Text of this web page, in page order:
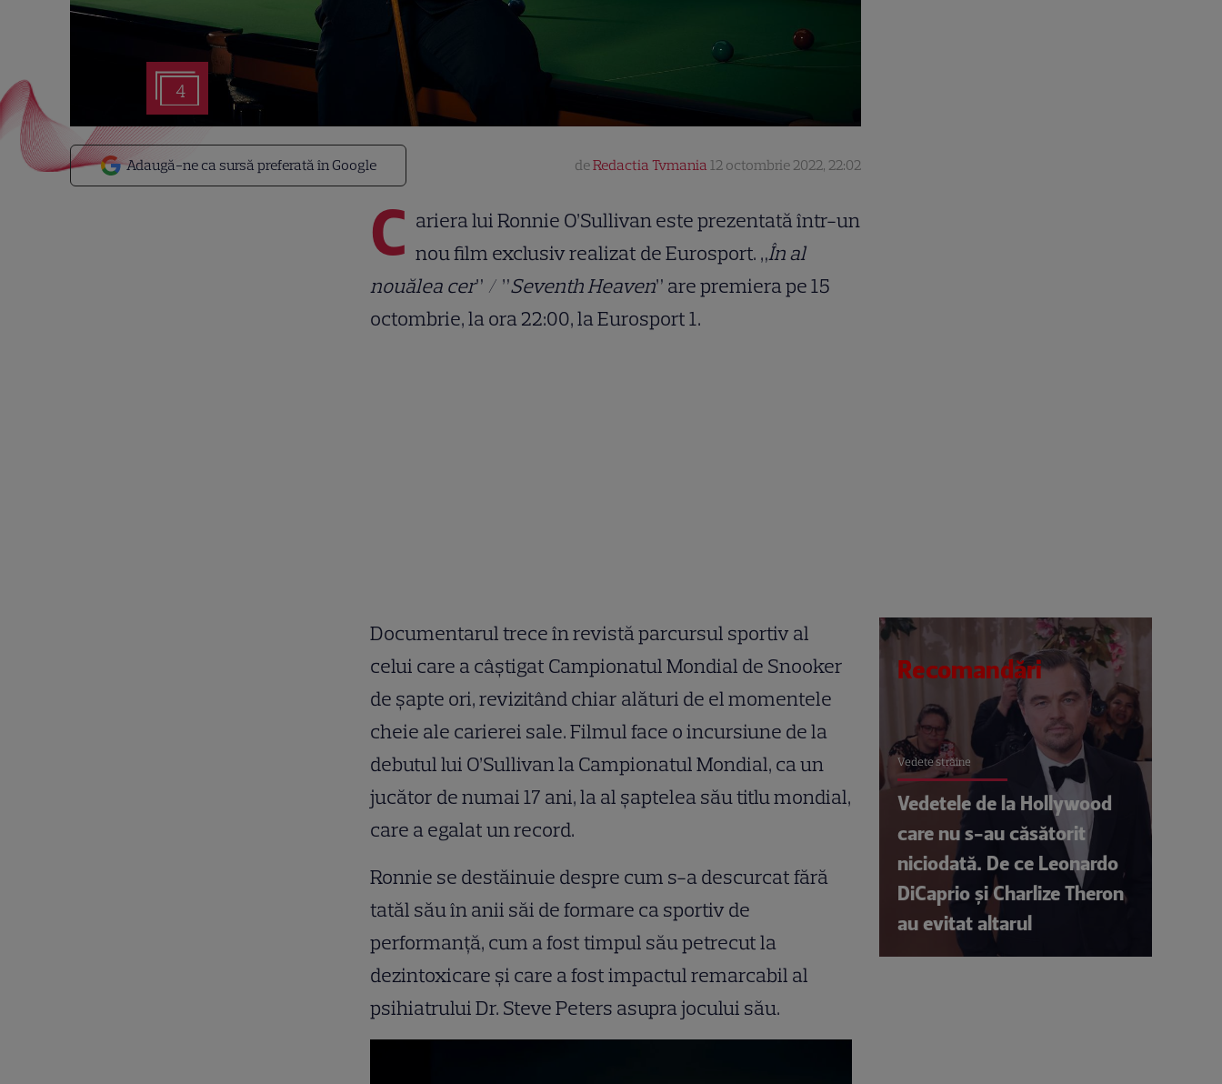
4
Adaugă-ne ca sursă preferată în Google deRedactia Tvmania 12 octombrie 2022, 22:02
C ariera lui Ronnie O’Sullivan este prezentată într-un
nou film exclusiv realizat de Eurosport. „În al
nouălea cer” / ”Seventh Heaven” are premiera pe 15
octombrie, la ora 22:00, la Eurosport 1.
Documentarul trece în revistă parcursul sportiv al
celui care a câștigat Campionatul Mondial de Snooker
de șapte ori, revizitând chiar alături de el momentele
cheie ale carierei sale. Filmul face o incursiune de la
debutul lui O’Sullivan la Campionatul Mondial, ca un
jucător de numai 17 ani, la al șaptelea său titlu mondial,
care a egalat un record.
Ronnie se destăinuie despre cum s-a descurcat fără
tatăl său în anii săi de formare ca sportiv de
performanță, cum a fost timpul său petrecut la
dezintoxicare și care a fost impactul remarcabil al
psihiatrului Dr. Steve Peters asupra jocului său.
Recomandări
Vedete străine
Vedetele de la Hollywood
care nu s-au căsătorit
niciodată. De ce Leonardo
DiCaprio și Charlize Theron
au evitat altarul